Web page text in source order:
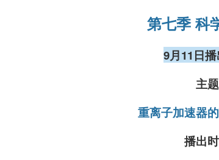
第七季 科
9月11日
主题
重离子加速器
播出